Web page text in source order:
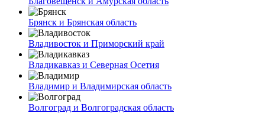
Брянск и Брянская область
Владивосток и Приморский край
Владикавказ и Северная Осетия
Владимир и Владимирская область
Волгоград и Волгоградская область